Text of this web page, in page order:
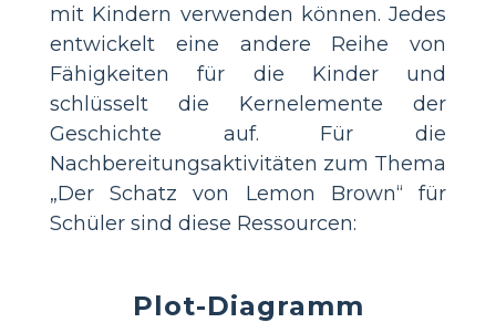
mit Kindern verwenden können. Jedes
entwickelt eine andere Reihe von
Fähigkeiten für die Kinder und
schlüsselt die Kernelemente der
Geschichte auf. Für die
Nachbereitungsaktivitäten zum Thema
„Der Schatz von Lemon Brown“ für
Schüler sind diese Ressourcen:
Plot-Diagramm